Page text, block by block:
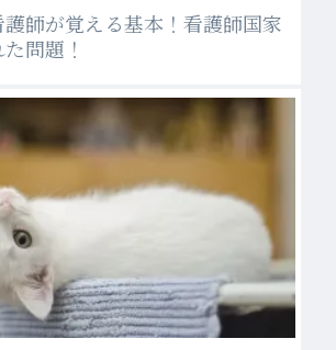
護師が覚える基本！看護師国家
問題！